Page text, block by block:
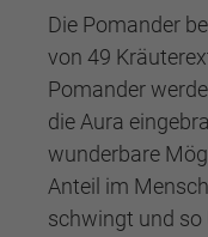
Die Pomander
von 49
Pomander
die Aura
wunderbare
Anteil im
schwingt und